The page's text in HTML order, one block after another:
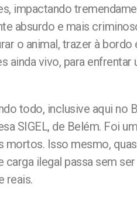
impactando
absurdo e mais
o animal, trazer à bordo
ainda vivo, para enfrentar
todo, inclusive aqui no
SIGEL, de Belém. Foi
mortos. Isso mesmo,
ilegal passa sem
reais.